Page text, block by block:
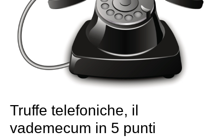
Truffe telefoniche, il
vademecum in 5 punti